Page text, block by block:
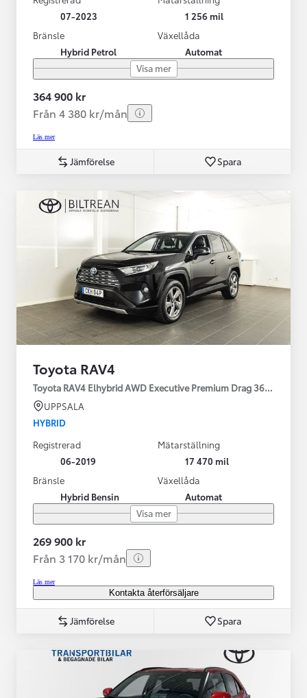
07-2023
1 256 mil
Bränsle
Hybrid Petrol
Växellåda
Automat
Visa mer
364 900 kr
Från 4 380 kr/mån
Läs mer
Jämförelse Spara
Toyota RAV4
Toyota RAV4 Elhybrid AWD Executive Premium Drag 360-kamera
UPPSALA
HYBRID
Registrerad
06-2019
Mätarställning
17 470 mil
Bränsle
Hybrid Bensin
Växellåda
Automat
Visa mer
269 900 kr
Från 3 170 kr/mån
Läs mer
Kontakta återförsäljare
Jämförelse Spara